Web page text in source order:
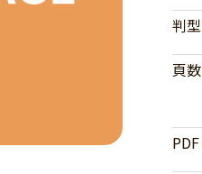
判型
頁数
PDF